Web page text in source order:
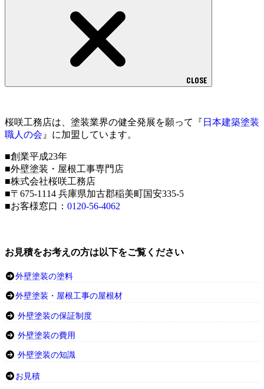
CLOSE
桜咲工務店は、塗装業界の健全発展を願って『 日本建築塗装
職人の会 』に加盟しています。
■創業平成23年
■外壁塗装・屋根工事専門店
■株式会社桜咲工務店
■〒675-1114 兵庫県加古郡稲美町国安335-5
■お客様窓口： 0120-56-4062
お見積をお考えの方は以下をご覧ください
外壁塗装の塗料
外壁塗装・屋根工事の屋根材
外壁塗装の保証制度
外壁塗装の費用
外壁塗装の知識
お見積